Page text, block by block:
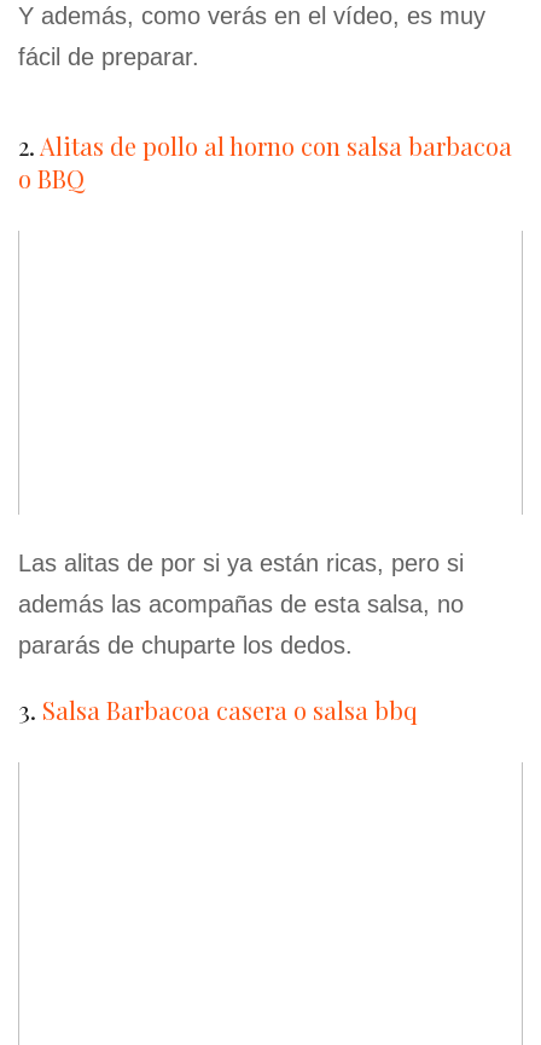
Y además, como verás en el vídeo, es muy
fácil de preparar.
2. Alitas de pollo al horno con salsa barbacoa
o BBQ
Las alitas de por si ya están ricas, pero si
además las acompañas de esta salsa, no
pararás de chuparte los dedos.
3. Salsa Barbacoa casera o salsa bbq